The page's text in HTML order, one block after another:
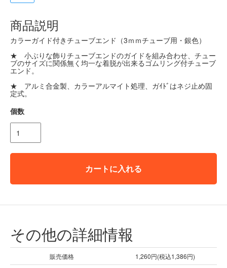
商品説明
カラーガイド付きチューブエンド（3ｍｍチューブ用・銀色）
★ 小ぶりな飾りチューブエンドのガイドを組み合わせ、チュー
ブのサイズに関係無く均一な着脱が出来るゴムリング付チューブ
エンド。
★ アルミ合金製、カラーアルマイト処理、ガｲﾄﾞはネジ止め固
定式。
個数
カートに入れる
その他の詳細情報
販売価格
1,260円(税込1,386円)